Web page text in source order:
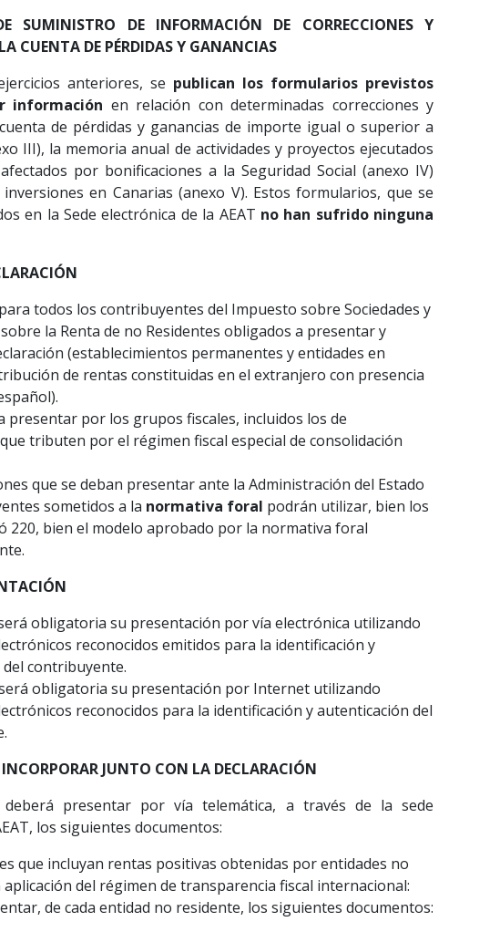
SUMINISTRO DE INFORMACIÓN DE CORRECCIONES Y
CUENTA DE PÉRDIDAS Y GANANCIAS
anteriores, se publican los formulariosprevistos
información en relación con determinadas correcciones y
de pérdidas y ganancias de importe igual o superior a
III), la memoria anual de actividades y proyectos ejecutados
por bonificaciones a la Seguridad Social (anexo IV)
en Canarias (anexo V). Estos formularios, que se
en la Sede electrónica de la AEAT no han sufrido ninguna
para todos los contribuyentes del Impuesto sobre Sociedades y
la Renta de no Residentes obligados a presentar y
(establecimientos permanentes y entidades en
de rentas constituidas en el extranjero con presencia
presentar por los grupos fiscales, incluidos los de
tributen por el régimen fiscal especial de consolidación
que se deban presentar ante la Administración del Estado
sometidos a la normativa foral podrán utilizar, bien los
220, bien el modelo aprobado por la normativa foral
obligatoria su presentación por vía electrónica utilizando
reconocidos emitidos para la identificación y
contribuyente.
obligatoria su presentación por Internet utilizando
reconocidos para la identificación y autenticación del
JUNTO CON LA DECLARACIÓN
deberá presentar por vía telemática, a través de la sede
los siguientes documentos:
que incluyan rentas positivas obtenidas por entidades no
del régimen de transparencia fiscal internacional:
de cada entidad no residente, los siguientes documentos: